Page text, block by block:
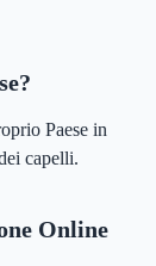
Paese in
capelli.
Online